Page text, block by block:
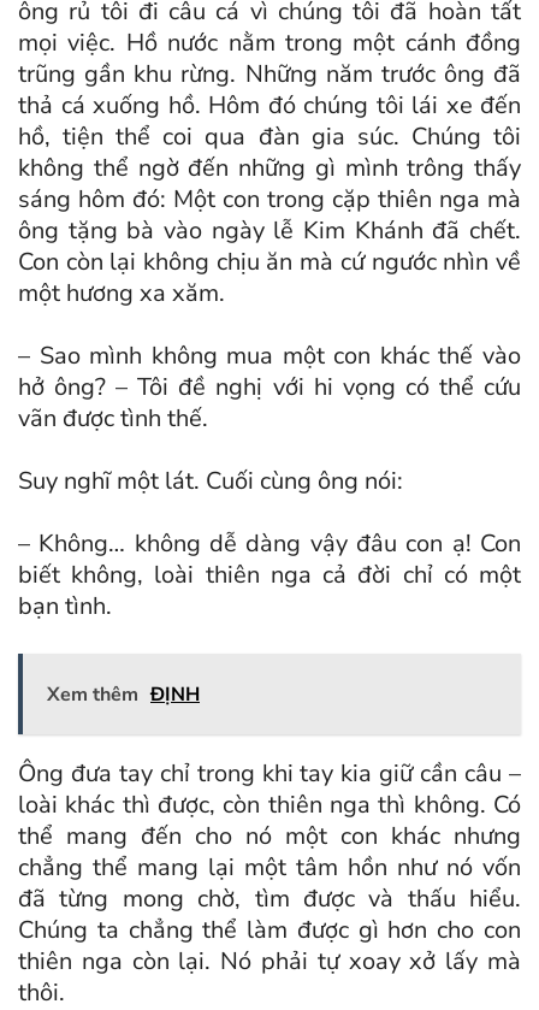
ông rủ tôi đi câu cá vì chúng tôi đã hoàn tất
mọi việc. Hồ nước nằm trong một cánh đồng
trũng gần khu rừng. Những năm trước ông đã
thả cá xuống hồ. Hôm đó chúng tôi lái xe đến
hồ, tiện thể coi qua đàn gia súc. Chúng tôi
không thể ngờ đến những gì mình trông thấy
sáng hôm đó: Một con trong cặp thiên nga mà
ông tặng bà vào ngày lễ Kim Khánh đã chết.
Con còn lại không chịu ăn mà cứ ngước nhìn về
một hương xa xăm.
– Sao mình không mua một con khác thế vào
hở ông? – Tôi đề nghị với hi vọng có thể cứu
vãn được tình thế.
Suy nghĩ một lát. Cuối cùng ông nói:
– Không… không dễ dàng vậy đâu con ạ! Con
biết không, loài thiên nga cả đời chỉ có một
bạn tình.
Xem thêm ĐỊNH
Ông đưa tay chỉ trong khi tay kia giữ cần câu –
loài khác thì được, còn thiên nga thì không. Có
thể mang đến cho nó một con khác nhưng
chẳng thể mang lại một tâm hồn như nó vốn
đã từng mong chờ, tìm được và thấu hiểu.
Chúng ta chẳng thể làm được gì hơn cho con
thiên nga còn lại. Nó phải tự xoay xở lấy mà
thôi.